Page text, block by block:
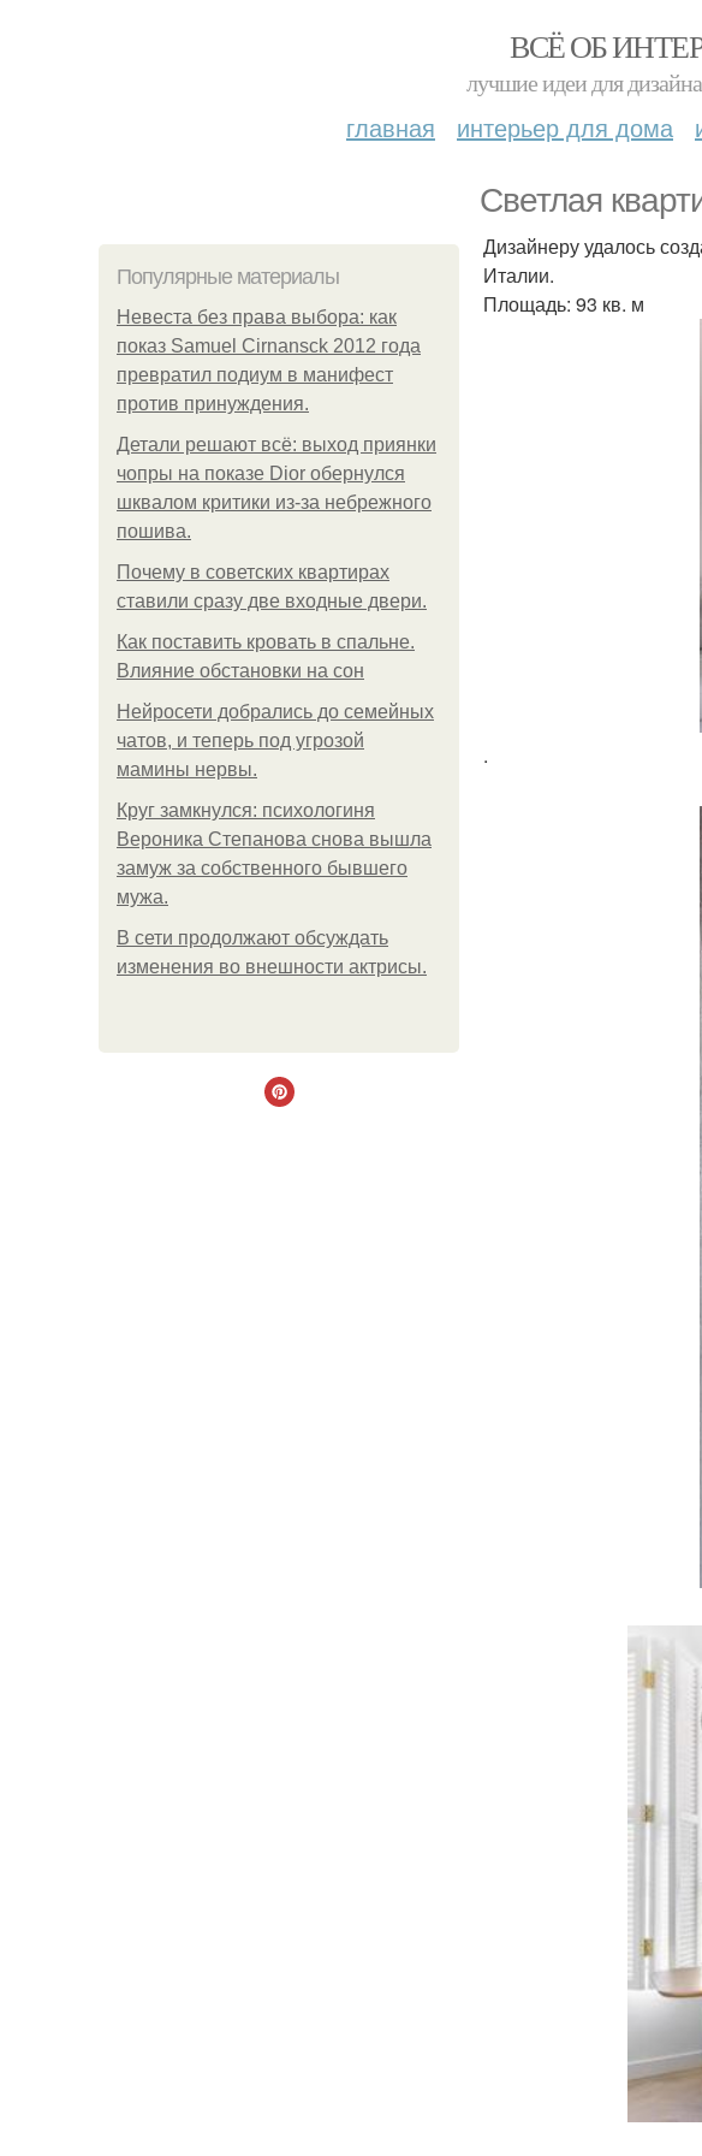
ВСЁ ОБ
лучшие идеи для
главная интерьер для дома
Светлая
Популярные материалы
Невеста без права выбора: как
показ Samuel Cirnansck 2012 года
превратил подиум в манифест
против принуждения.
Детали решают всё: выход приянки
чопры на показе Dior обернулся
шквалом критики из-за небрежного
пошива.
Почему в советских квартирах
ставили сразу две входные двери.
Как поставить кровать в спальне.
Влияние обстановки на сон
Нейросети добрались до семейных
чатов, и теперь под угрозой
мамины нервы.
Круг замкнулся: психологиня
Вероника Степанова снова вышла
замуж за собственного бывшего
мужа.
В сети продолжают обсуждать
изменения во внешности актрисы.
Дизайнеру удалось
Италии.
Площадь: 93 кв. м
.